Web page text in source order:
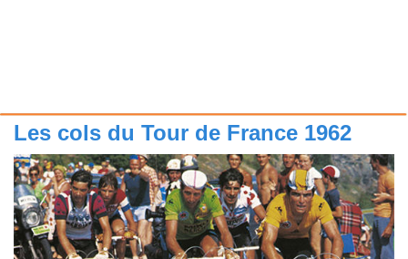
Les cols du Tour de France 1962